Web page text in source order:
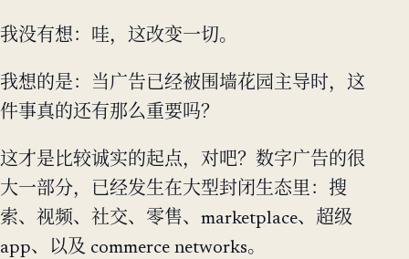
我没有想：哇，这改变一切。
我想的是：当广告已经被围墙花园主导时，这
件事真的还有那么重要吗？
这才是比较诚实的起点，对吧？数字广告的很
大一部分，已经发生在大型封闭生态里：搜
索、视频、社交、零售、marketplace、超级
app、以及 commerce networks。